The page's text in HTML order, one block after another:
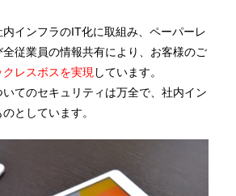
インフラのIT化に取組み、ペーパーレ
従業員の情報共有により、お客様のご
クレスボスを実現しています。
てのセキュリティは万全で、社内イン
としています。